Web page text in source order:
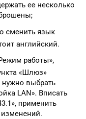
ее несколько
сменить язык
английский.
работы»,
«Шлюз»
выбрать
LAN». Вписать
применить
изменений.